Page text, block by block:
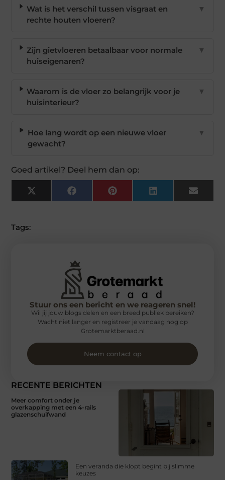
Wat is het verschil tussen visgraat en
rechte houten vloeren?
▼
Zijn gietvloeren betaalbaar voor normale
huiseigenaren?
▼
Waarom is de vloer zo belangrijk voor je
huisinterieur?
▼
Hoe lang wordt op een nieuwe vloer
gewacht?
▼
Goed artikel? Deel hem dan op:
X
(Twitter)
FacebookPinterest LinkedIn Email
Tags:
RECENTE BERICHTEN
Meer comfort onder je
overkapping met een 4-rails
glazenschuifwand
Een veranda die klopt begint bij slimme
keuzes
Stuur ons een bericht en we reageren snel!
Wil jij jouw blogs delen en een breed publiek bereiken?
Wacht niet langer en registreer je vandaag nog op
Grotemarktberaad.nl
Neem contact op